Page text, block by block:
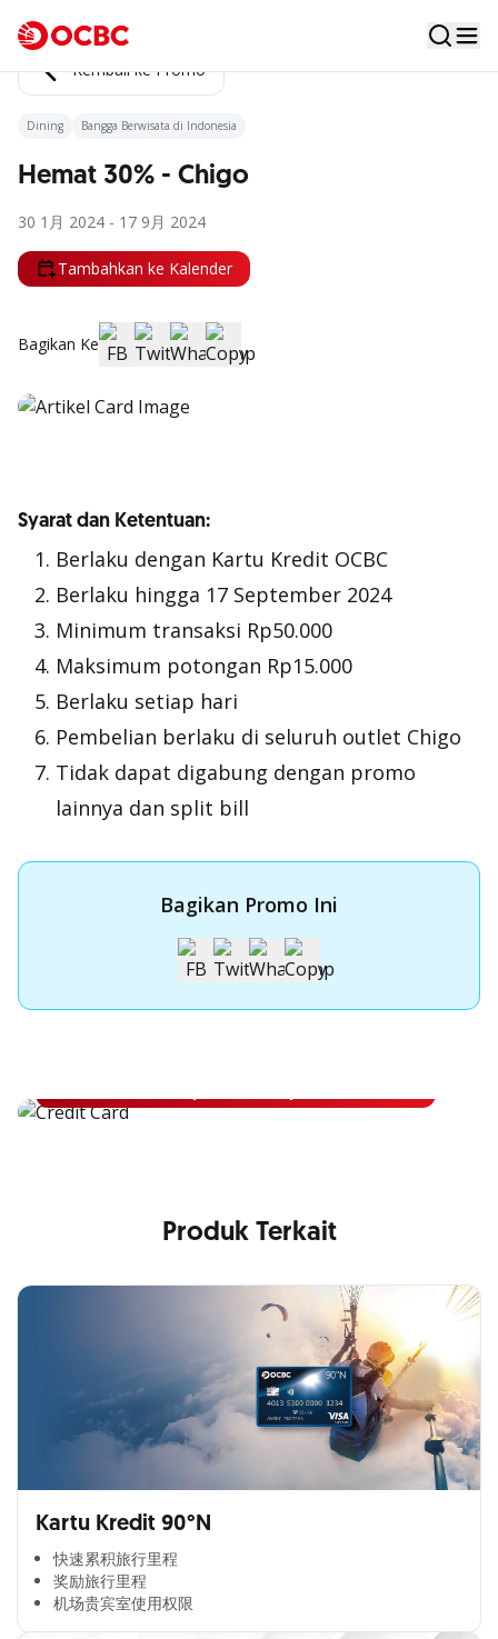
Kembali ke Promo
Dining Bangga Berwisata di Indonesia
Hemat 30% - Chigo
30 1月 2024 - 17 9月 2024
Tambahkan ke Kalender
Bagikan Ke
Syarat dan Ketentuan:
Berlaku dengan Kartu Kredit OCBC
Berlaku hingga 17 September 2024
Minimum transaksi Rp50.000
Maksimum potongan Rp15.000
Berlaku setiap hari
Pembelian berlaku di seluruh outlet Chigo
Tidak dapat digabung dengan promo
lainnya dan split bill
Bagikan Promo Ini
Apply Kartu Kredit OCBC NISP
Produk Terkait
Kartu Kredit 90°N
快速累积旅行里程​
奖励旅行里程​
机场贵宾室使用权限​